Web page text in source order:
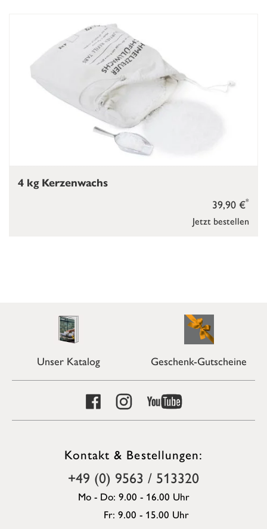
Jetzt bestellen
39,90 €*
4 kg Kerzenwachs
Unser Katalog Geschenk-Gutscheine
Kontakt & Bestellungen:
+49 (0) 9563 / 513320
Mo - Do: 9.00 - 16.00 Uhr
Fr: 9.00 - 15.00 Uhr